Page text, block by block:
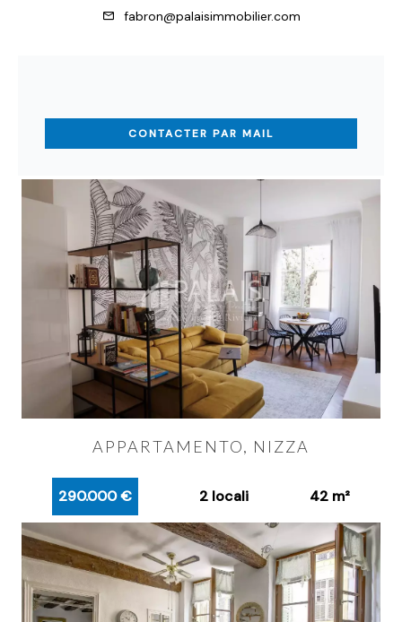
fabron@palaisimmobilier.com
CONTACTER PAR MAIL
APPARTAMENTO, NIZZA
290.000 € 2 locali 42 m²